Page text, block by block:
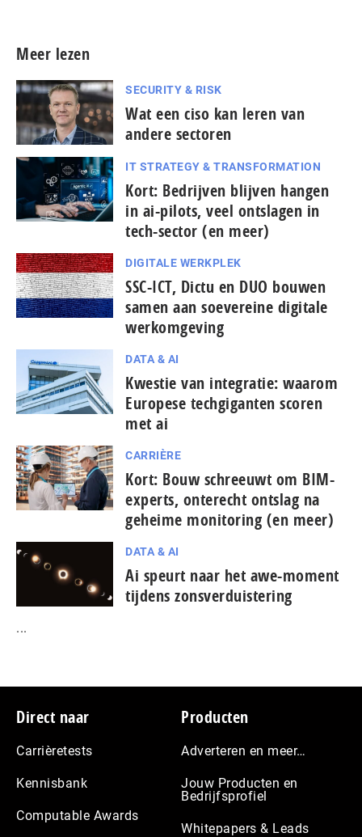
Meer lezen
SECURITY & RISK
Wat een ciso kan leren van
andere sectoren
IT STRATEGY & TRANSFORMATION
Kort: Bedrijven blijven hangen
in ai-pilots, veel ontslagen in
tech-sector (en meer)
DIGITALE WERKPLEK
SSC-ICT, Dictu en DUO bouwen
samen aan soevereine digitale
werkomgeving
DATA & AI
Kwestie van integratie: waarom
Europese tech­gi­gan­ten scoren
met ai
CARRIÈRE
Kort: Bouw schreeuwt om BIM-
experts, onterecht ontslag na
geheime monitoring (en meer)
DATA & AI
Ai speurt naar het awe-moment
tijdens zonsverduistering
...
Footer
Direct naar
Carrièretests
Kennisbank
Computable Awards
Producten
Adverteren en meer…
Jouw Producten en
Bedrijfsprofiel
Whitepapers & Leads